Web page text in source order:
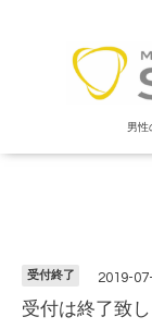
男性
受付終了 2019-
受付は終了致